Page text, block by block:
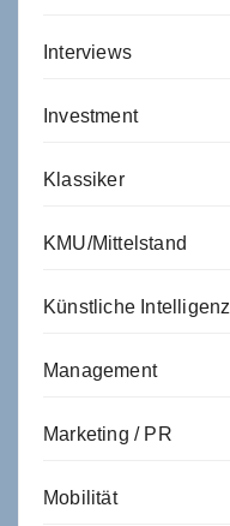
Interviews
Investment
Klassiker
KMU/Mittelstand
Künstliche Intelligenz
Management
Marketing / PR
Mobilität